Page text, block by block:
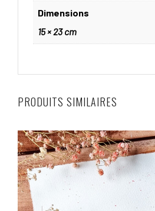
Dimensions
15 × 23 cm
PRODUITS SIMILAIRES